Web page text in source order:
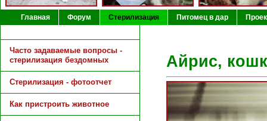
Главная Форум Стерилизация Питомец в дар
Часто задаваемые вопросы -
стерилизация бездомных
Cтерилизация - фотоотчет
Как пристроить животное
Айрис,